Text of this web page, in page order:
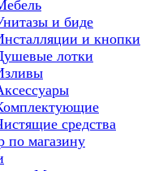
и биде
и кнопки
лотки
средства
по магазину